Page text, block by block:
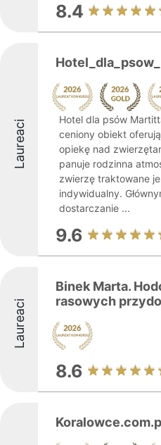
8.4
Laureaci
Hotel dla psów
ceniony obiekt
opiekę nad
panuje rodzinna
zwierzę traktowane
indywidualny.
dostarczanie ...
9.6
Laureaci
Binek Marta.
rasowych
8.6